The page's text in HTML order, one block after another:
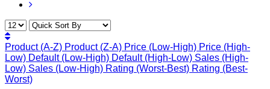
Product (A-Z) Product (Z-A) Price (Low-High) Price (High-
Low) Default (Low-High) Default (High-Low) Sales (High-
Low) Sales (Low-High) Rating (Worst-Best) Rating (Best-
Worst)